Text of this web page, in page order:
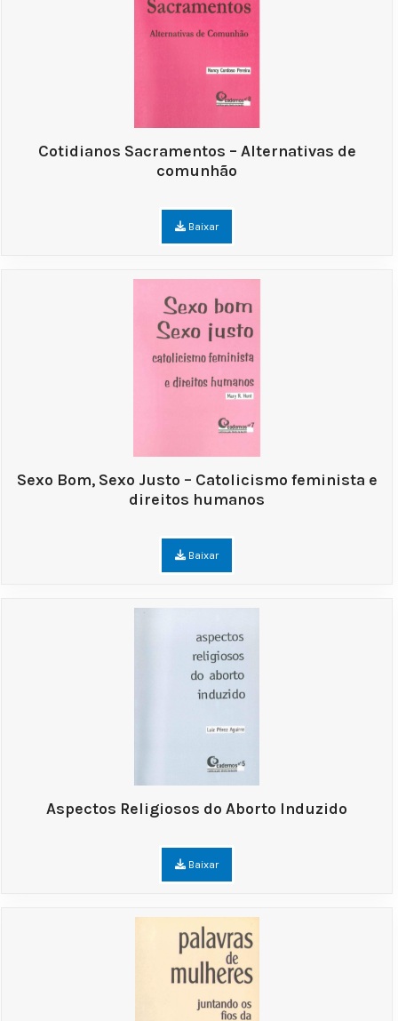
Cotidianos Sacramentos – Alternativas de
comunhão
Baixar
Sexo Bom, Sexo Justo – Catolicismo feminista e
direitos humanos
Baixar
Aspectos Religiosos do Aborto Induzido
Baixar